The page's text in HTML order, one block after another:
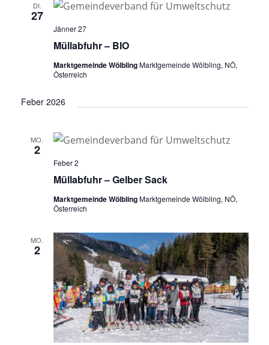
DI.
27
Müllabfuhr – BIO
Jänner 27
Marktgemeinde WölblingMarktgemeinde Wölbling, NÖ,
Österreich
Feber 2026
MO.
2
Müllabfuhr – Gelber Sack
Feber 2
Marktgemeinde WölblingMarktgemeinde Wölbling, NÖ,
Österreich
MO.
2